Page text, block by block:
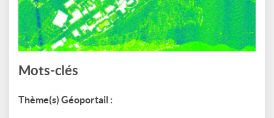
Mots-clés
Thème(s) Géoportail :